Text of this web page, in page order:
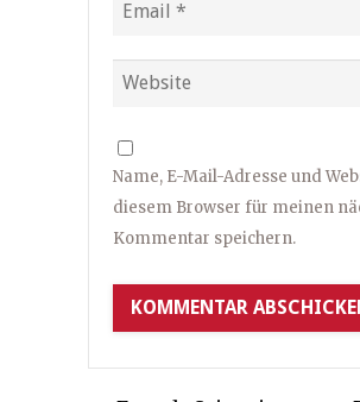
Name, E-Mail-Adresse und
diesem Browser für meinen
Kommentar speichern.